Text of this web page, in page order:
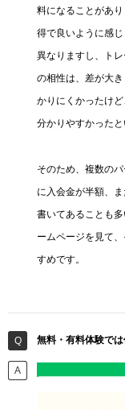
料になることがあ
得で良いように感
異なりますし、ト
の相性は、差が大
かりにくかったけ
分かりやすかったと
そのため、複数の
に入会金が半額、
書いてあることも
ームページを見て
すめです。
無料・有料体験で